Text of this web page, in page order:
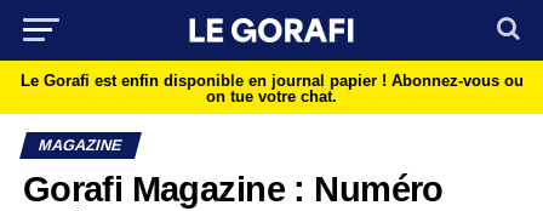
Le Gorafi est enfin disponible en journal papier ! Abonnez-vous ou
on tue votre chat.
MAGAZINE
Gorafi Magazine : Numéro